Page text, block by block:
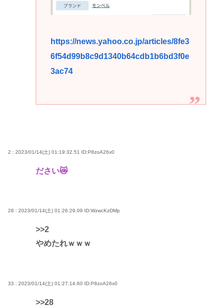
https://news.yahoo.co.jp/articles/8fe3
6f54d99b8c9d1340b64cdb1b6bd3f0e
3ac74
2 : 2023/01/14(土) 01:19:32.51 ID:P8zoA26x0
ださい😿
28 : 2023/01/14(土) 01:26:29.09 ID:WzwcKzDMp
>>2
やめたれｗｗｗ
33 : 2023/01/14(土) 01:27:14.60 ID:P8zoA26x0
>>28